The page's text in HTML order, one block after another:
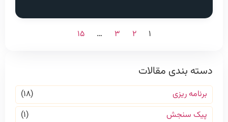
۱ ۲ ۳ … ۱۵
دسته بندی مقالات
برنامه ریزی
(۱۸)
پیک سنجش
(۱)